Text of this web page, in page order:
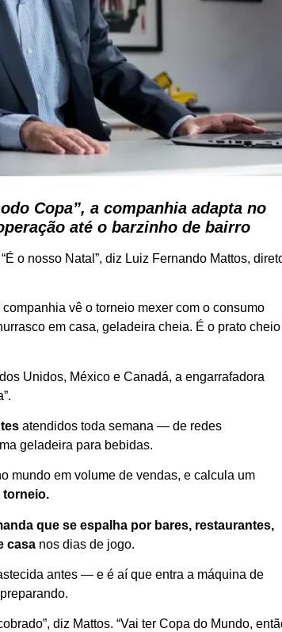
Copa”, a companhia adapta no
até o barzinho de bairro
o nosso Natal”, diz Luiz Fernando Mattos,
vê o torneio mexer com o consumo
em casa, geladeira cheia. É o prato cheio
Unidos, México e Canadá, a engarrafadora
atendidos toda semana — de redes
geladeira para bebidas.
mundo em volume de vendas, e calcula um
torneio.
que se espalha por bares, restaurantes,
casa nos dias de jogo.
antes — e é aí que entra a máquina de
diz Mattos. “Vai ter Copa do Mundo,